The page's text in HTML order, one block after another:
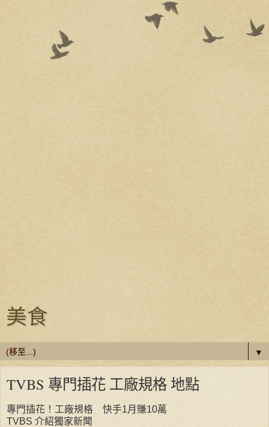
美食
▼
TVBS 專門插花 工廠規格 地點
專門插花！工廠規格 快手1月賺10萬
TVBS 介紹獨家新聞